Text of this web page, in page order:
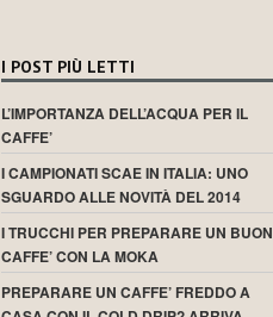
I POST PIÙ LETTI
L’IMPORTANZA DELL’ACQUA PER IL
CAFFE’
I CAMPIONATI SCAE IN ITALIA: UNO
SGUARDO ALLE NOVITÀ DEL 2014
I TRUCCHI PER PREPARARE UN BUON
CAFFE’ CON LA MOKA
PREPARARE UN CAFFE’ FREDDO A